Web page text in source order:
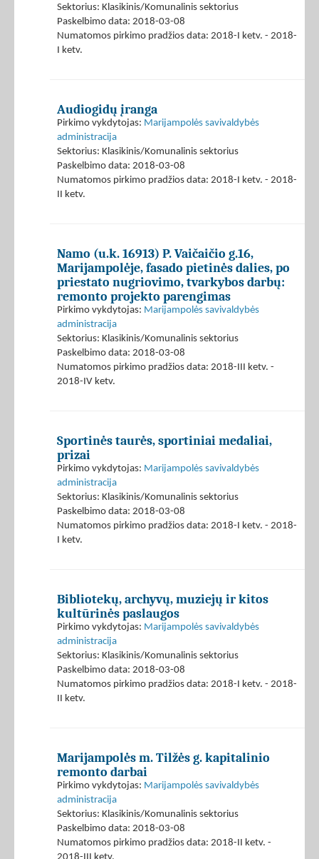
Sektorius: Klasikinis/Komunalinis sektorius
Paskelbimo data: 2018-03-08
Numatomos pirkimo pradžios data: 2018-I ketv. - 2018-
I ketv.
Audiogidų įranga
Pirkimo vykdytojas: Marijampolės savivaldybės
administracija
Sektorius: Klasikinis/Komunalinis sektorius
Paskelbimo data: 2018-03-08
Numatomos pirkimo pradžios data: 2018-I ketv. - 2018-
II ketv.
Namo (u.k. 16913) P. Vaičaičio g.16,
Marijampolėje, fasado pietinės dalies, po
priestato nugriovimo, tvarkybos darbų:
remonto projekto parengimas
Pirkimo vykdytojas: Marijampolės savivaldybės
administracija
Sektorius: Klasikinis/Komunalinis sektorius
Paskelbimo data: 2018-03-08
Numatomos pirkimo pradžios data: 2018-III ketv. -
2018-IV ketv.
Sportinės taurės, sportiniai medaliai,
prizai
Pirkimo vykdytojas: Marijampolės savivaldybės
administracija
Sektorius: Klasikinis/Komunalinis sektorius
Paskelbimo data: 2018-03-08
Numatomos pirkimo pradžios data: 2018-I ketv. - 2018-
I ketv.
Bibliotekų, archyvų, muziejų ir kitos
kultūrinės paslaugos
Pirkimo vykdytojas: Marijampolės savivaldybės
administracija
Sektorius: Klasikinis/Komunalinis sektorius
Paskelbimo data: 2018-03-08
Numatomos pirkimo pradžios data: 2018-I ketv. - 2018-
II ketv.
Marijampolės m. Tilžės g. kapitalinio
remonto darbai
Pirkimo vykdytojas: Marijampolės savivaldybės
administracija
Sektorius: Klasikinis/Komunalinis sektorius
Paskelbimo data: 2018-03-08
Numatomos pirkimo pradžios data: 2018-II ketv. -